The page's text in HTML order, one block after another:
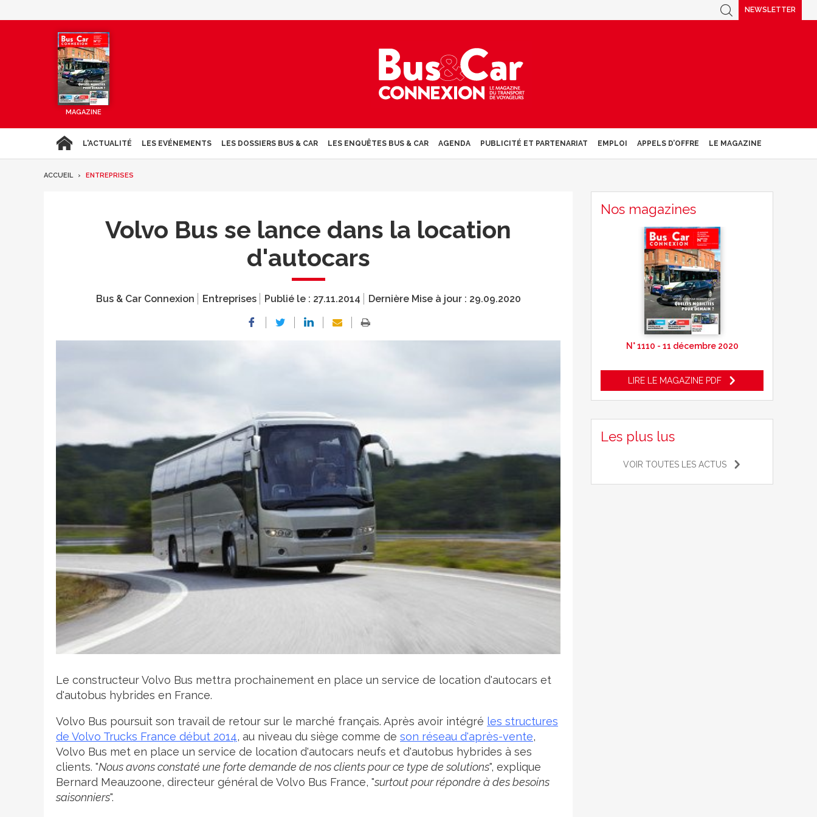
NEWSLETTER
MAGAZINE
L'ACTUALITÉ LES EVÉNEMENTS LES DOSSIERS BUS & CAR LES ENQUÊTES BUS & CAR AGENDA PUBLICITÉ ET PARTENARIAT EMPLOI APPELS D’OFFRE LE MAGAZINE
ACCUEIL ENTREPRISES
Volvo Bus se lance dans la location
d'autocars
Bus & Car Connexion Entreprises Publié le : 27.11.2014 Dernière Mise à jour : 29.09.2020
Crédit photo
Le constructeur Volvo Bus mettra prochainement en place un service de location d'autocars et
d'autobus hybrides en France.
Volvo Bus poursuit son travail de retour sur le marché français. Après avoir intégré les structures
de Volvo Trucks France début 2014, au niveau du siège comme de son réseau d'après-vente,
Volvo Bus met en place un service de location d'autocars neufs et d'autobus hybrides à ses
clients. "Nous avons constaté une forte demande de nos clients pour ce type de solutions", explique
Bernard Meauzoone, directeur général de Volvo Bus France, "surtout pour répondre à des besoins
saisonniers".
Nos magazines
N° 1110 - 11 décembre 2020
LIRE LE MAGAZINE PDF
Les plus lus
VOIR TOUTES LES ACTUS